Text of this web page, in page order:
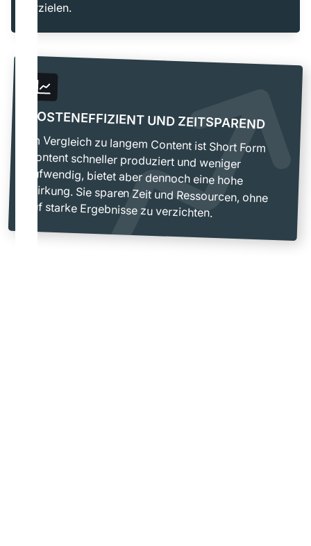
erzielen.
KOSTENEFFIZIENT UND ZEITSPAREND
Im Vergleich zu langem Content ist Short Form
Content schneller produziert und weniger
aufwendig, bietet aber dennoch eine hohe
Wirkung. Sie sparen Zeit und Ressourcen, ohne
auf starke Ergebnisse zu verzichten.